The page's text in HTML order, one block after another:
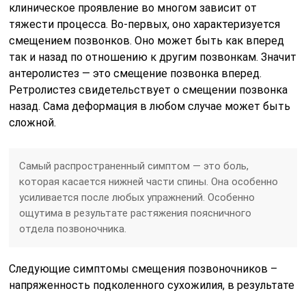
клиническое проявление во многом зависит от
тяжести процесса. Во-первых, оно характеризуется
смещением позвонков. Оно может быть как вперед
так и назад по отношению к другим позвонкам. Значит
антеролистез — это смещение позвонка вперед.
Ретролистез свидетельствует о смещении позвонка
назад. Сама деформация в любом случае может быть
сложной.
Самый распространенный симптом — это боль,
которая касается нижней части спины. Она особенно
усиливается после любых упражнений. Особенно
ощутима в результате растяжения поясничного
отдела позвоночника.
Следующие симптомы смещения позвоночников –
напряженность подколенного сухожилия, в результате